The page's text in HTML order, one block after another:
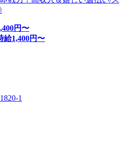
円〜
給1,400円〜
1